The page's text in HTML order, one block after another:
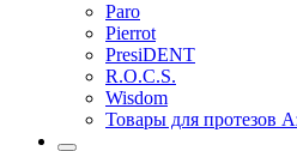
Paro
Pierrot
PresiDENT
R.O.C.S.
Wisdom
Товары для протезов